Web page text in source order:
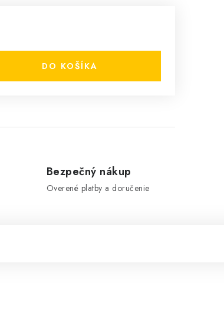
DO KOŠÍKA
Bezpečný nákup
Overené platby a doručenie